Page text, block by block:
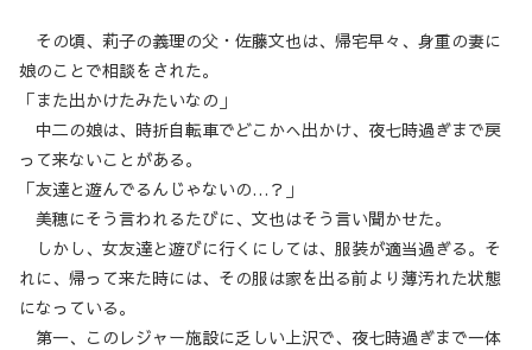
その頃、莉子の義理の父・佐藤文也は、帰宅早々、身重の妻に
娘のことで相談をされた。
「また出かけたみたいなの」
中二の娘は、時折自転車でどこかへ出かけ、夜七時過ぎまで戻
って来ないことがある。
「友達と遊んでるんじゃないの…？」
美穂にそう言われるたびに、文也はそう言い聞かせた。
しかし、女友達と遊びに行くにしては、服装が適当過ぎる。そ
れに、帰って来た時には、その服は家を出る前より薄汚れた状態
になっている。
第一、このレジャー施設に乏しい上沢で、夜七時過ぎまで一体